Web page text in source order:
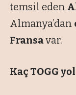
temsil eden
Almanya’dan
Fransavar.
Kaç TOGG